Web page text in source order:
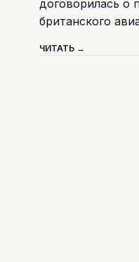
договорилась о
британского
ЧИТАТЬ →